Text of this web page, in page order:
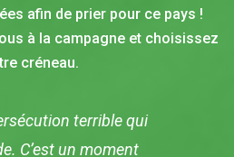
afin de prier pour ce pays !
à la campagne et choisissez
créneau.
terrible qui
C’est un moment